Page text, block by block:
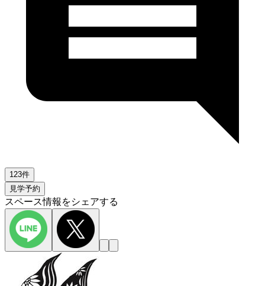
123件
見学予約
スペース情報をシェアする